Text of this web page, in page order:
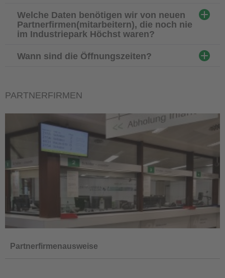
Welche Daten benötigen wir von neuen
Partnerfirmen(mitarbeitern), die noch nie
im Industriepark Höchst waren?
Wann sind die Öffnungszeiten?
PARTNERFIRMEN
Partnerfirmenausweise